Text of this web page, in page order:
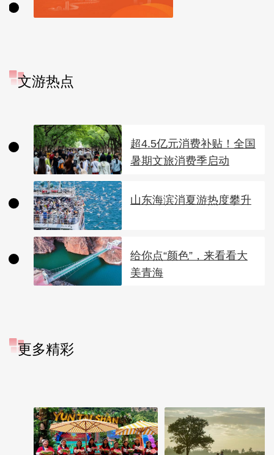
文游热点
超4.5亿元消费补贴！全国
暑期文旅消费季启动
山东海滨消夏游热度攀升
给你点“颜色”，来看看大
美青海
更多精彩